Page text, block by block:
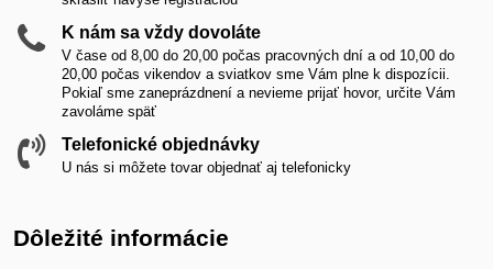
K nám sa vždy dovoláte
V čase od 8,00 do 20,00 počas pracovných dní a od 10,00 do
20,00 počas vikendov a sviatkov sme Vám plne k dispozícii.
Pokiaľ sme zaneprázdnení a nevieme prijať hovor, určite Vám
zavoláme späť
Telefonické objednávky
U nás si môžete tovar objednať aj telefonicky
Dôležité informácie